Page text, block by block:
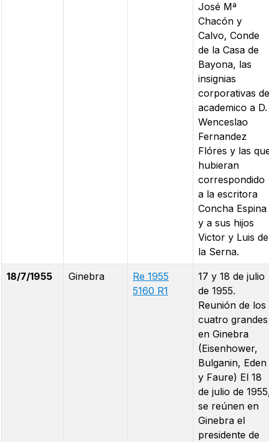
José Mª
Chacón y
Calvo, Conde
de la Casa de
Bayona, las
insignias
corporativas de
academico a D.
Wenceslao
Fernandez
Flóres y las
hubieran
correspondido
a la escritora
Concha Espina
y a sus hijos
Victor y Luis de
la Serna.
18/7/1955 Ginebra
Re 1955
5160 R1
17 y 18 de julio
de 1955.
Reunión de los
cuatro grandes
en Ginebra
(Eisenhower,
Bulganin, Eden
y Faure) El 18
de julio de
se reúnen en
Ginebra el
presidente de